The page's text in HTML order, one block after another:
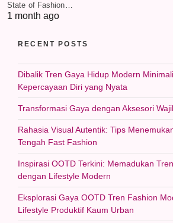
State of Fashion…
1 month ago
RECENT POSTS
Dibalik Tren Gaya Hidup Modern
Kepercayaan Diri yang Nyata
Transformasi Gaya dengan Aksesori
Rahasia Visual Autentik: Tips
Tengah Fast Fashion
Inspirasi OOTD Terkini: Memadukan
dengan Lifestyle Modern
Eksplorasi Gaya OOTD Tren Fashion
Lifestyle Produktif Kaum Urban